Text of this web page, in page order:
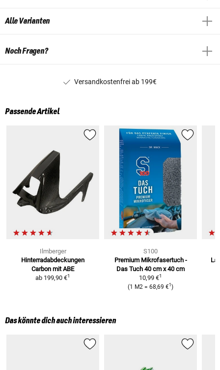
Alle Varianten
Noch Fragen?
Versandkostenfrei ab 199€
Passende Artikel
Ilmberger
Hinterradabdeckungen
Carbon mit ABE
ab 199,90 €1
S100
Premium Mikrofasertuch -
Das Tuch 40 cm x 40 cm
10,99 €1
(1 M2 =68,69 €1)
Das könnte dich auch interessieren